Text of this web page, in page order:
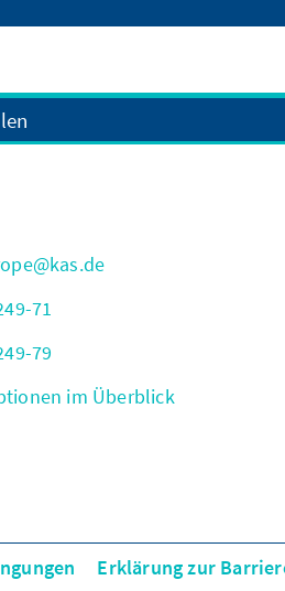
71
79
im Überblick
Erklärung zur